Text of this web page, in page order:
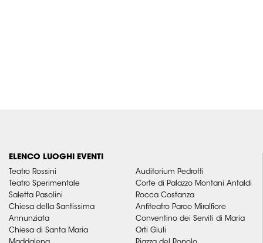
ELENCO LUOGHI EVENTI
Teatro Rossini
Teatro Sperimentale
Saletta Pasolini
Chiesa della Santissima
Annunziata
Chiesa di Santa Maria
Auditorium Pedrotti
Corte di Palazzo Montani Antaldi
Rocca Costanza
Anfiteatro Parco Miralfiore
Conventino dei Serviti di Maria
Orti Giuli